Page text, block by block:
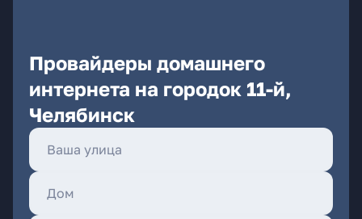
Провайдеры домашнего
интернета на городок 11-й,
Челябинск